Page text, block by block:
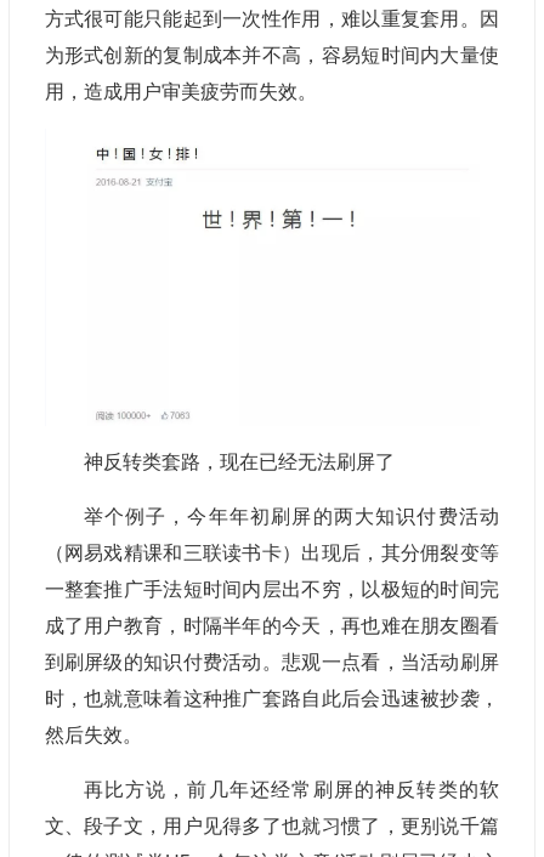
方式很可能只能起到一次性作用，难以重复套用。因
为形式创新的复制成本并不高，容易短时间内大量使
用，造成用户审美疲劳而失效。
神反转类套路，现在已经无法刷屏了
举个例子，今年年初刷屏的两大知识付费活动
（网易戏精课和三联读书卡）出现后，其分佣裂变等
一整套推广手法短时间内层出不穷，以极短的时间完
成了用户教育，时隔半年的今天，再也难在朋友圈看
到刷屏级的知识付费活动。悲观一点看，当活动刷屏
时，也就意味着这种推广套路自此后会迅速被抄袭，
然后失效。
再比方说，前几年还经常刷屏的神反转类的软
文、段子文，用户见得多了也就习惯了，更别说千篇